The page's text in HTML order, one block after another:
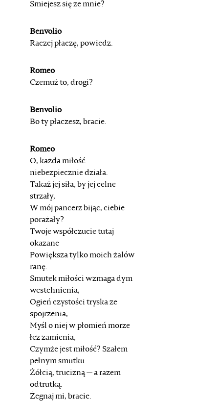
Śmiejesz się ze mnie?
Benvolio
Raczej płaczę, powiedz.
Romeo
Czemuż to, drogi?
Benvolio
Bo ty płaczesz, bracie.
Romeo
O, każda miłość
niebezpiecznie działa.
Takaż jej siła, by jej celne
strzały,
W mój pancerz bijąc, ciebie
porażały?
Twoje współczucie tutaj
okazane
Powiększa tylko moich żalów
ranę.
Smutek miłości wzmaga dym
westchnienia,
Ogień czystości tryska ze
spojrzenia,
Myśl o niej w płomień morze
łez zamienia,
Czymże jest miłość? Szałem
pełnym smutku.
Żółcią, trucizną — a razem
odtrutką.
Żegnaj mi, bracie.